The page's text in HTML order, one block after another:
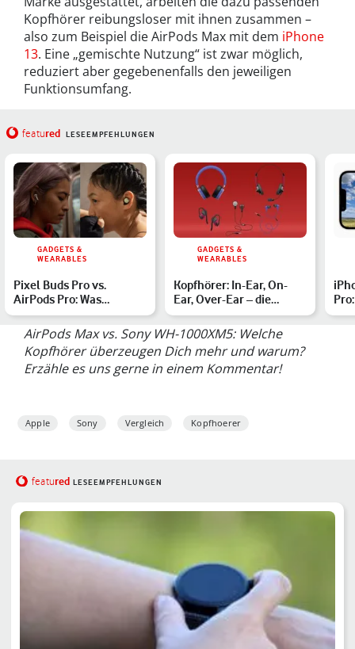
Kopfhörer reibungsloser mit ihnen zusammen –
also zum Beispiel die AirPods Max mit dem iPhone
13. Eine „gemischte Nutzung“ ist zwar möglich,
reduziert aber gegebenenfalls den jeweiligen
Funktionsumfang.
featured LESEEMPFEHLUNGEN
GADGETS &
WEARABLES
Pixel Buds Pro vs.
AirPods Pro: Was
unterscheidet die
Kopfhörer?
GADGETS &
WEARABLES
Kopfhörer: In-Ear, On-
Ear, Over-Ear – die
unterschiedlichen
Arten…
AirPods Max vs. Sony WH-1000XM5: Welche
Kopfhörer überzeugen Dich mehr und warum?
Erzähle es uns gerne in einem Kommentar!
Apple Sony Vergleich Kopfhoerer
featured LESEEMPFEHLUNGEN